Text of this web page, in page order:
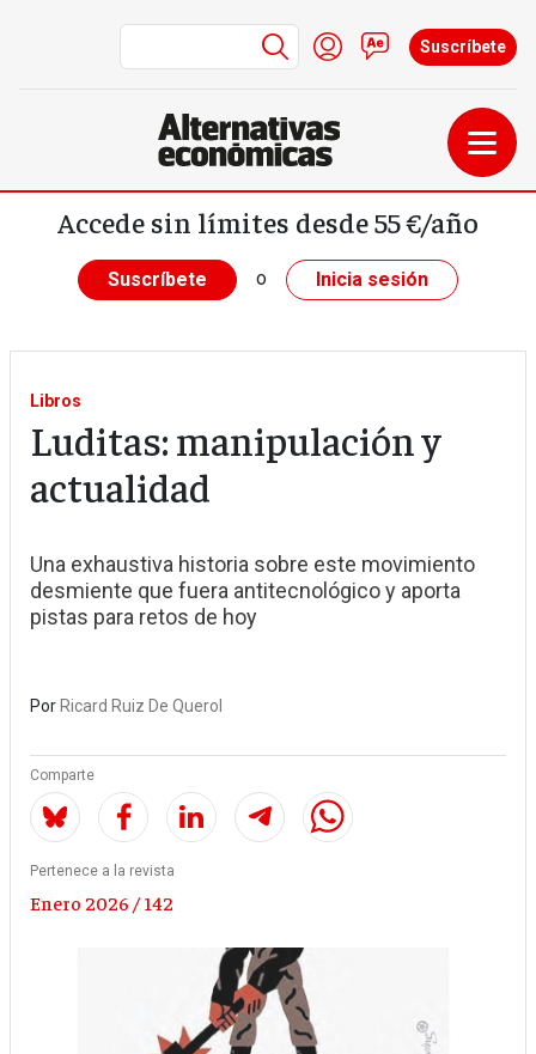
Pasar al contenido principal
Menú de cuenta de
Iniciar sesión
Contacto
Suscríbete
Accede sin límites desde 55 €/año
Suscríbete o Inicia sesión
Libros
Luditas: manipulación y
actualidad
Una exhaustiva historia sobre este movimiento
desmiente que fuera antitecnológico y aporta
pistas para retos de hoy
Por Ricard Ruiz De Querol
Comparte
Pertenece a la revista
Enero 2026 / 142